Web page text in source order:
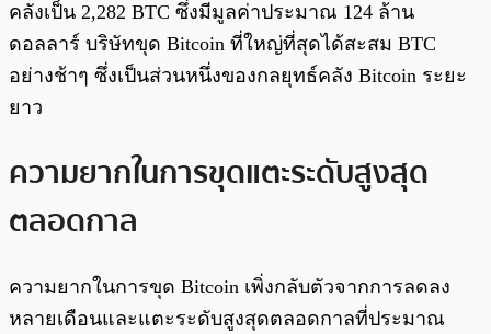
คลังเป็น 2,282 BTC ซึ่งมีมูลค่าประมาณ 124 ล้าน
ดอลลาร์ บริษัทขุด Bitcoin ที่ใหญ่ที่สุดได้สะสม BTC
อย่างช้าๆ ซึ่งเป็นส่วนหนึ่งของกลยุทธ์คลัง Bitcoin ระยะ
ยาว
ความยากในการขุดแตะระดับสูงสุด
ตลอดกาล
ความยากในการขุด Bitcoin เพิ่งกลับตัวจากการลดลง
หลายเดือนและแตะระดับสูงสุดตลอดกาลที่ประมาณ